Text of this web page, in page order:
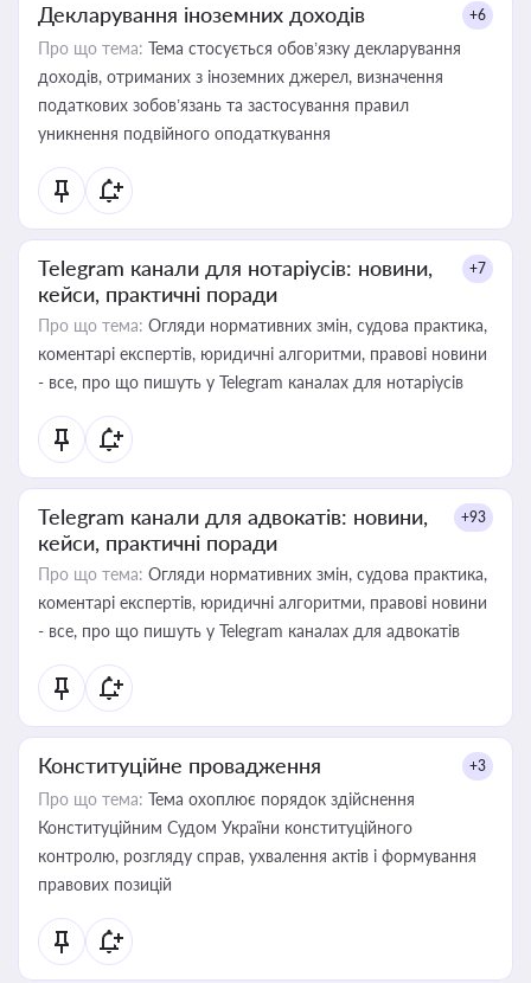
Декларування іноземних доходів +6
Про що тема: Тема стосується обов’язку декларування
доходів, отриманих з іноземних джерел, визначення
податкових зобов’язань та застосування правил
уникнення подвійного оподаткування
Telegram канали для нотаріусів: новини,
кейси, практичні поради
+7
Про що тема: Огляди нормативних змін, судова практика,
коментарі експертів, юридичні алгоритми, правові новини
- все, про що пишуть у Telegram каналах для нотаріусів
Telegram канали для адвокатів: новини,
кейси, практичні поради
+93
Про що тема: Огляди нормативних змін, судова практика,
коментарі експертів, юридичні алгоритми, правові новини
- все, про що пишуть у Telegram каналах для адвокатів
Конституційне провадження +3
Про що тема: Тема охоплює порядок здійснення
Конституційним Судом України конституційного
контролю, розгляду справ, ухвалення актів і формування
правових позицій